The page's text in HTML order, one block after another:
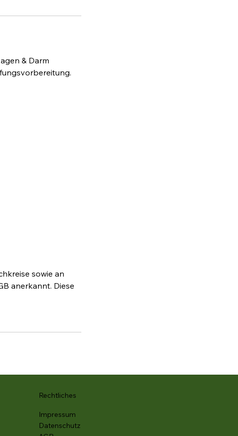
& Darm
sowie an
anerkannt. Diese
Rechtliches
Impressum
Datenschutz